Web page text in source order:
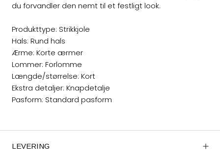
du forvandler den nemt til et festligt look.
Produkttype: Strikkjole
Hals: Rund hals
Ærme: Korte ærmer
Lommer: Forlomme
Længde/størrelse: Kort
Ekstra detaljer: Knapdetalje
Pasform: Standard pasform
LEVERING